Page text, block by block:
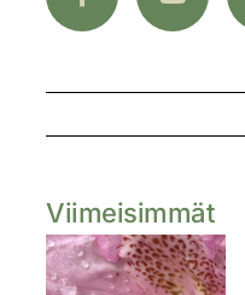
Viimeisimmät